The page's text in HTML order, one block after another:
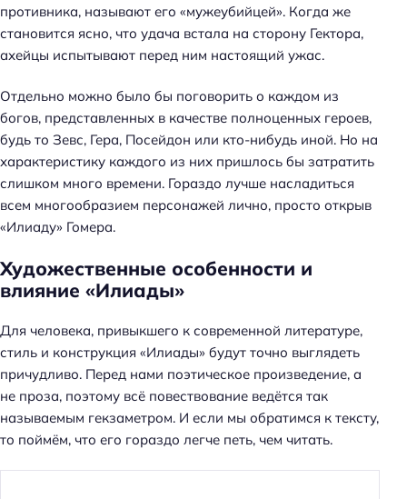
противника, называют его «мужеубийцей». Когда же
становится ясно, что удача встала на сторону Гектора,
ахейцы испытывают перед ним настоящий ужас.
Отдельно можно было бы поговорить о каждом из
богов, представленных в качестве полноценных героев,
будь то Зевс, Гера, Посейдон или кто-нибудь иной. Но на
характеристику каждого из них пришлось бы затратить
слишком много времени. Гораздо лучше насладиться
всем многообразием персонажей лично, просто открыв
«Илиаду» Гомера.
Художественные особенности и
влияние «Илиады»
Для человека, привыкшего к современной литературе,
стиль и конструкция «Илиады» будут точно выглядеть
причудливо. Перед нами поэтическое произведение, а
не проза, поэтому всё повествование ведётся так
называемым гекзаметром. И если мы обратимся к тексту,
то поймём, что его гораздо легче петь, чем читать.